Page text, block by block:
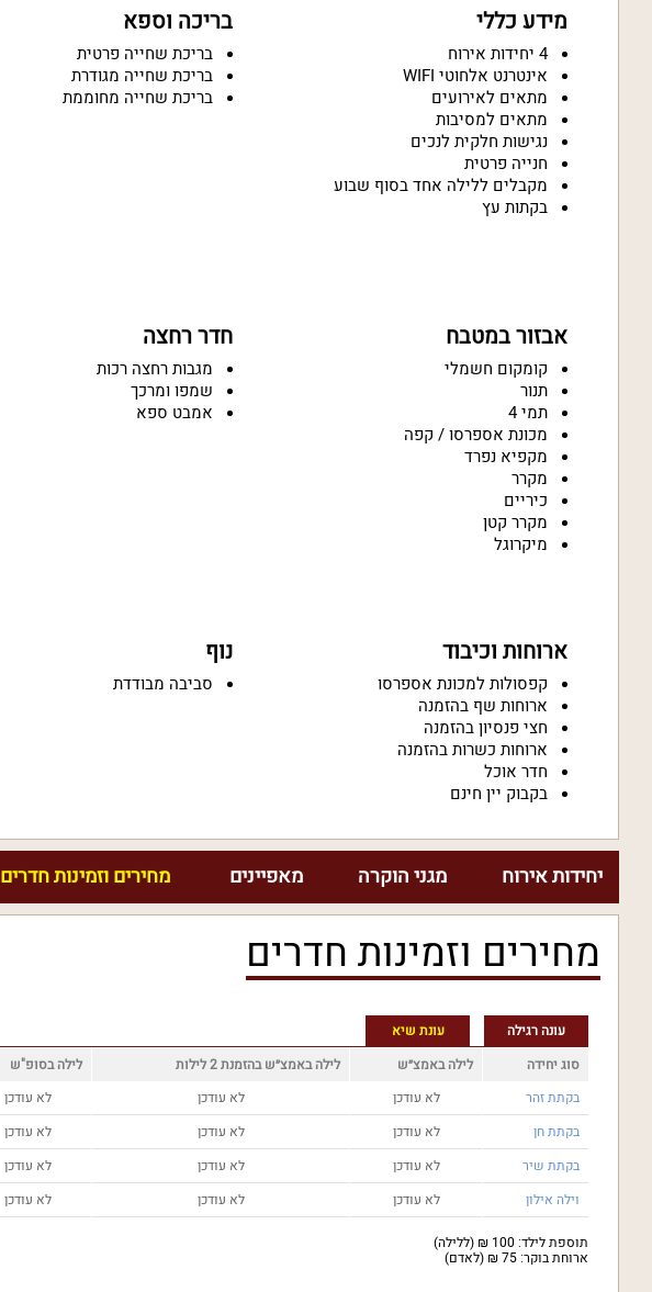
מידע כללי
4 יחידות אירוח
אינטרנט אלחוטי WIFI
מתאים לאירועים
מתאים למסיבות
נגישות חלקית לנכים
חנייה פרטית
מקבלים ללילה אחד בסוף שבוע
בקתות עץ
בריכה וספא
בריכת שחייה פרטית
בריכת שחייה מגודרת
בריכת שחייה מחוממת
אבזור במטבח
קומקום חשמלי
תנור
תמי 4
מכונת אספרסו / קפה
מקפיא נפרד
מקרר
כיריים
מקרר קטן
מיקרוגל
חדר רחצה
מגבות רחצה רכות
שמפו ומרכך
אמבט ספא
ארוחות וכיבוד
קפסולות למכונת אספרסו
ארוחות שף בהזמנה
חצי פנסיון בהזמנה
ארוחות כשרות בהזמנה
חדר אוכל
בקבוק יין חינם
נוף
סביבה מבודדת
יחידות אירוח מגני הוקרה מאפיינים מחירים וזמינות חדרים
מחירים וזמינות חדרים
עונה רגילה עונת שיא
סוג יחידה
לילה באמצ״ש לילה באמצ״ש בהזמנת 2 לילות לילה בסופ"ש
בקתת זהר
לא עודכן לא עודכן לא עודכן
בקתת חן
לא עודכן לא עודכן לא עודכן
בקתת שיר
לא עודכן לא עודכן לא עודכן
וילה אילון
לא עודכן לא עודכן לא עודכן
תוספת לילד: 100 ₪ (ללילה)
ארוחת בוקר: 75 ₪ (לאדם)